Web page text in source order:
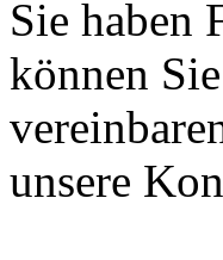
Sie haben
können
unsere